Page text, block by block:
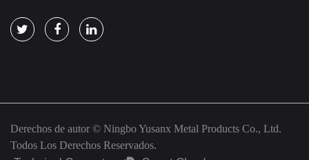
Derechos de autor © Ningbo Yusanx Metal Products Co., Ltd.
Todos Los Derechos Reservados.